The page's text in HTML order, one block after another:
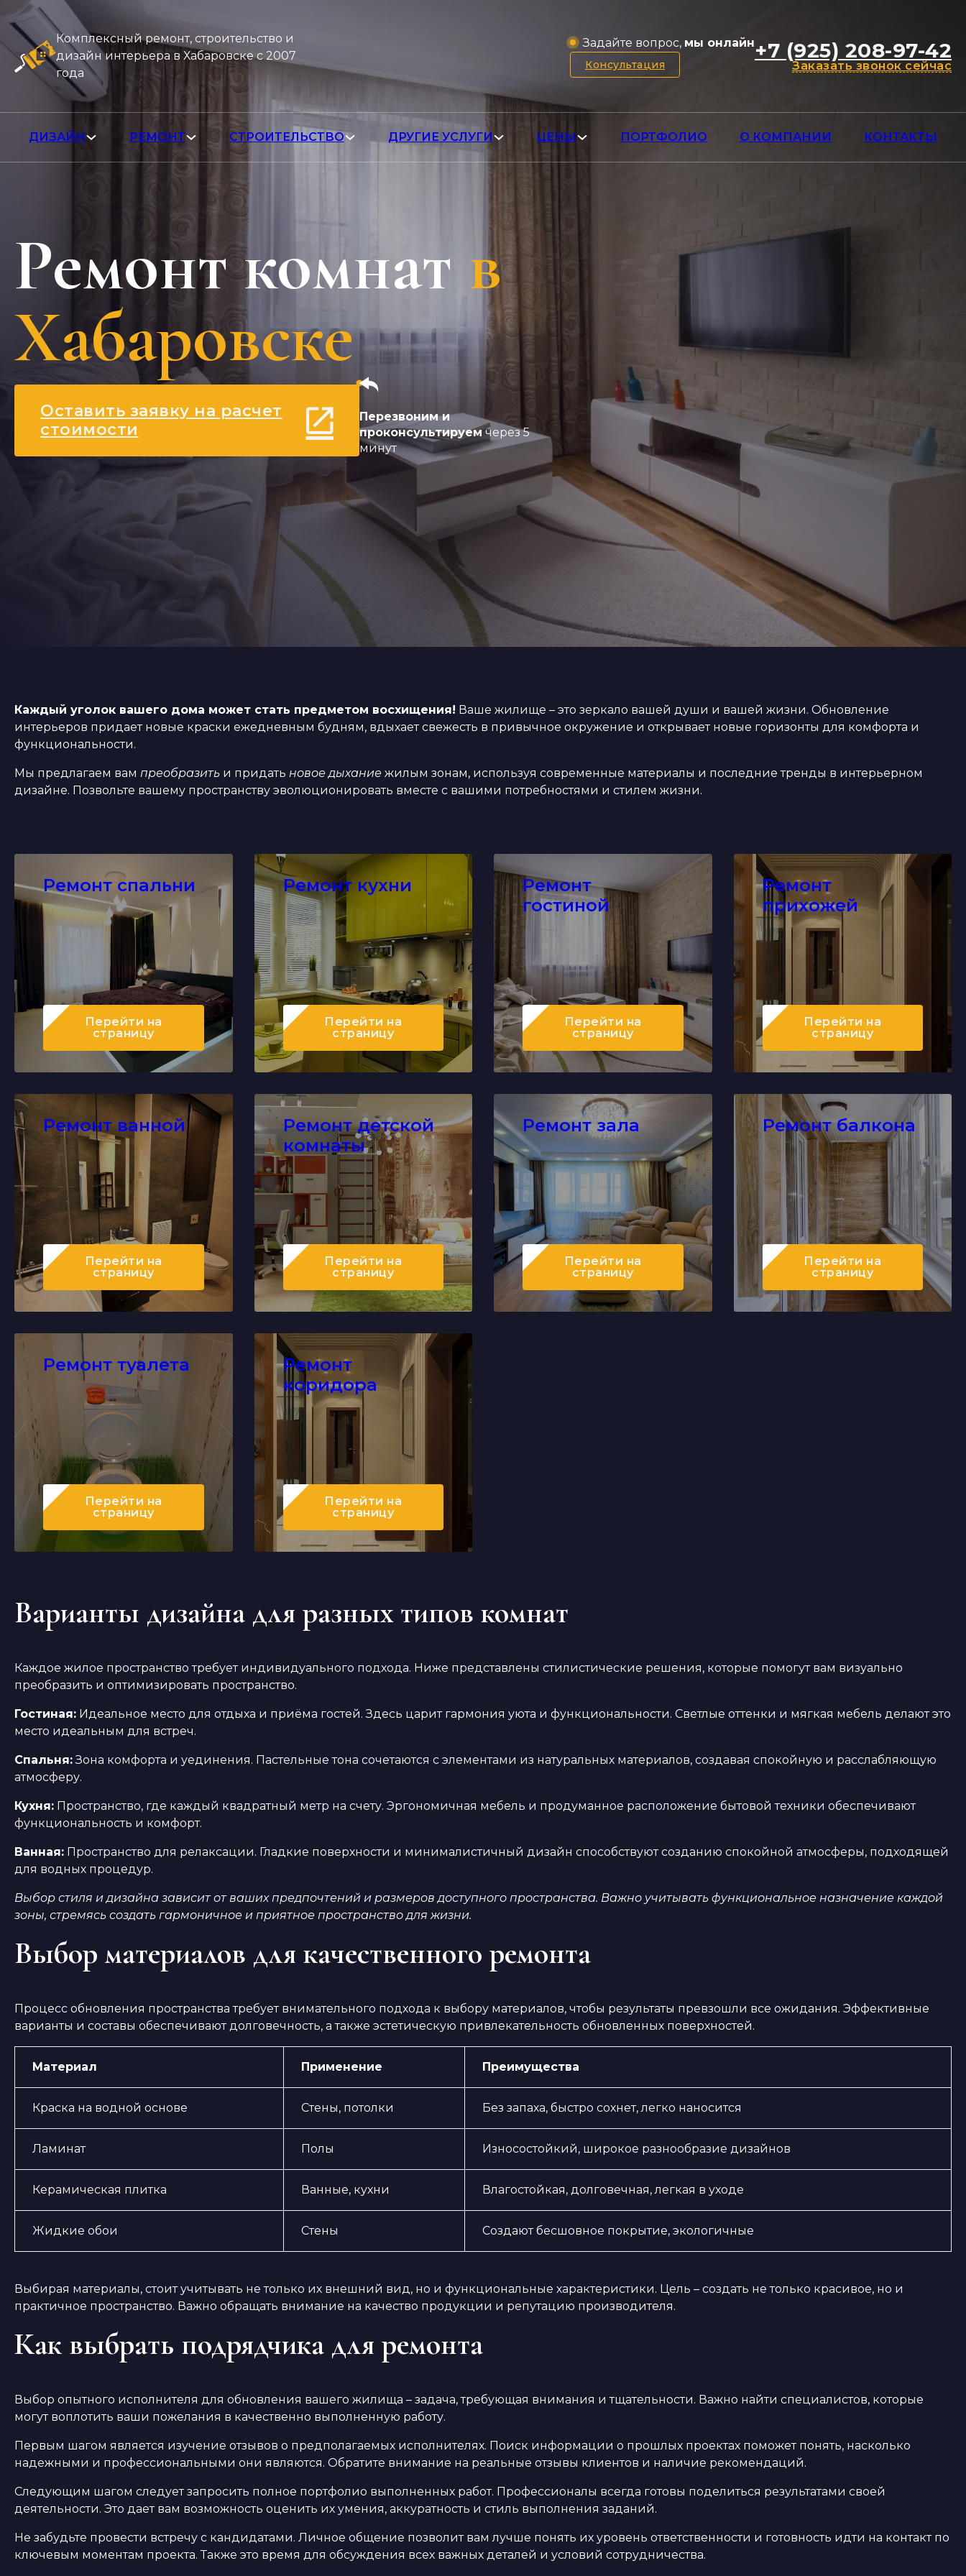
Комплексный ремонт, строительство и
дизайн интерьера в Хабаровске с 2007
года
Задайте вопрос, мы онлайн
Консультация
+7 (925) 208-97-42
Заказать звонок сейчас
ДИЗАЙН РЕМОНТ СТРОИТЕЛЬСТВО ДРУГИЕ УСЛУГИ ЦЕНЫ ПОРТФОЛИО О КОМПАНИИ КОНТАКТЫ
Ремонт комнат в
Хабаровске
Оставить заявку на расчет
стоимости
Перезвоним и
проконсультируемчерез 5
минут
Каждый уголок вашего дома может стать предметом восхищения! Ваше жилище – это зеркало вашей души и вашей жизни. Обновление
интерьеров придает новые краски ежедневным будням, вдыхает свежесть в привычное окружение и открывает новые горизонты для комфорта и
функциональности.
Мы предлагаем вам преобразить и придать новое дыхание жилым зонам, используя современные материалы и последние тренды в интерьерном
дизайне. Позвольте вашему пространству эволюционировать вместе с вашими потребностями и стилем жизни.
Ремонт спальни
Перейти на
страницу
Ремонт кухни
Перейти на
страницу
Ремонт
гостиной
Перейти на
страницу
Ремонт
прихожей
Перейти на
страницу
Ремонт ванной
Перейти на
страницу
Ремонт детской
комнаты
Перейти на
страницу
Ремонт зала
Перейти на
страницу
Ремонт балкона
Перейти на
страницу
Ремонт туалета
Перейти на
страницу
Ремонт
коридора
Перейти на
страницу
Варианты дизайна для разных типов комнат
Каждое жилое пространство требует индивидуального подхода. Ниже представлены стилистические решения, которые помогут вам визуально
преобразить и оптимизировать пространство.
Гостиная: Идеальное место для отдыха и приёма гостей. Здесь царит гармония уюта и функциональности. Светлые оттенки и мягкая мебель делают это
место идеальным для встреч.
Спальня:Зона комфорта и уединения. Пастельные тона сочетаются с элементами из натуральных материалов, создавая спокойную и расслабляющую
атмосферу.
Кухня: Пространство, где каждый квадратный метр на счету. Эргономичная мебель и продуманное расположение бытовой техники обеспечивают
функциональность и комфорт.
Ванная: Пространство для релаксации. Гладкие поверхности и минималистичный дизайн способствуют созданию спокойной атмосферы, подходящей
для водных процедур.
Выбор стиля и дизайна зависит от ваших предпочтений и размеров доступного пространства. Важно учитывать функциональное назначение каждой
зоны, стремясь создать гармоничное и приятное пространство для жизни.
Выбор материалов для качественного ремонта
Процесс обновления пространства требует внимательного подхода к выбору материалов, чтобы результаты превзошли все ожидания. Эффективные
варианты и составы обеспечивают долговечность, а также эстетическую привлекательность обновленных поверхностей.
Материал Применение Преимущества
Краска на водной основе Стены, потолки Без запаха, быстро сохнет, легко наносится
Ламинат Полы Износостойкий, широкое разнообразие дизайнов
Керамическая плитка Ванные, кухни Влагостойкая, долговечная, легкая в уходе
Жидкие обои Стены Создают бесшовное покрытие, экологичные
Выбирая материалы, стоит учитывать не только их внешний вид, но и функциональные характеристики. Цель – создать не только красивое, но и
практичное пространство. Важно обращать внимание на качество продукции и репутацию производителя.
Как выбрать подрядчика для ремонта
Выбор опытного исполнителя для обновления вашего жилища – задача, требующая внимания и тщательности. Важно найти специалистов, которые
могут воплотить ваши пожелания в качественно выполненную работу.
Первым шагом является изучение отзывов о предполагаемых исполнителях. Поиск информации о прошлых проектах поможет понять, насколько
надежными и профессиональными они являются. Обратите внимание на реальные отзывы клиентов и наличие рекомендаций.
Следующим шагом следует запросить полное портфолио выполненных работ. Профессионалы всегда готовы поделиться результатами своей
деятельности. Это дает вам возможность оценить их умения, аккуратность и стиль выполнения заданий.
Не забудьте провести встречу с кандидатами. Личное общение позволит вам лучше понять их уровень ответственности и готовность идти на контакт по
ключевым моментам проекта. Также это время для обсуждения всех важных деталей и условий сотрудничества.